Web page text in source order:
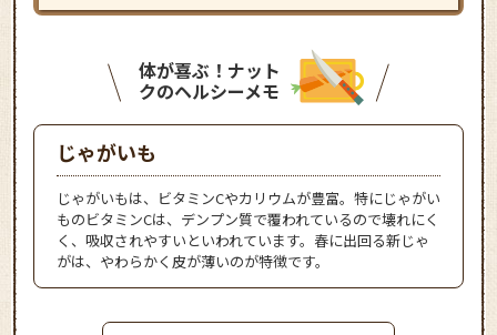
体が喜ぶ！ナット
クのヘルシーメモ
じゃがいも
じゃがいもは、ビタミンCやカリウムが豊富。特にじゃがい
ものビタミンCは、デンプン質で覆われているので壊れにく
く、吸収されやすいといわれています。春に出回る新じゃ
がは、やわらかく皮が薄いのが特徴です。